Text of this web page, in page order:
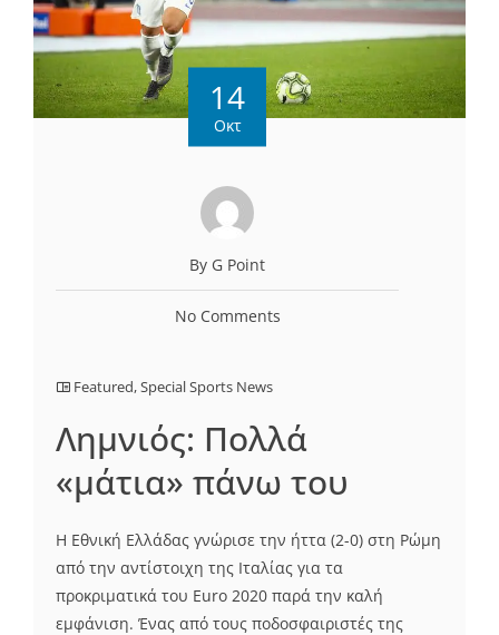
14
Οκτ
By G Point
No Comments
Featured,Special Sports News
Λημνιός: Πολλά
«μάτια» πάνω του
Η Εθνική Ελλάδας γνώρισε την ήττα (2-0) στη Ρώμη
από την αντίστοιχη της Ιταλίας για τα
προκριματικά του Euro 2020 παρά την καλή
εμφάνιση. Ένας από τους ποδοσφαιριστές της